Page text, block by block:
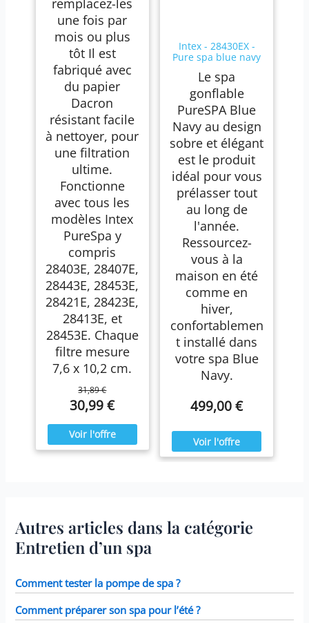
une fois par
mois ou plus
tôt Il est
fabriqué avec
du papier
Dacron
résistant facile
à nettoyer, pour
une filtration
ultime.
Fonctionne
avec tous les
modèles Intex
PureSpa y
compris
28403E, 28407E,
28443E, 28453E,
28421E, 28423E,
28413E, et
28453E. Chaque
filtre mesure
7,6 x 10,2 cm.
31,89 €
30,99 €
Intex - 28430EX -
Pure spa blue navy
Le spa
gonflable
PureSPA Blue
Navy au design
sobre et élégant
est le produit
idéal pour vous
prélasser tout
au long de
l'année.
Ressourcez-
vous à la
maison en été
comme en
hiver,
confortablemen
t installé dans
votre spa Blue
Navy.
499,00 €
Autres articles dans la catégorie
Entretien d’un spa
Comment tester la pompe de spa ?
Comment préparer son spa pour l’été ?